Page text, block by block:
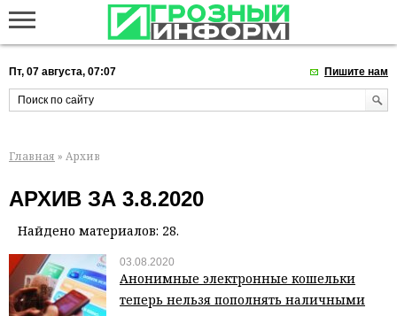
Пт, 07 августа, 07:07 Пишите нам
Главная » Архив
АРХИВ ЗА 3.8.2020
Найдено материалов: 28.
03.08.2020
Анонимные электронные кошельки
теперь нельзя пополнять наличными